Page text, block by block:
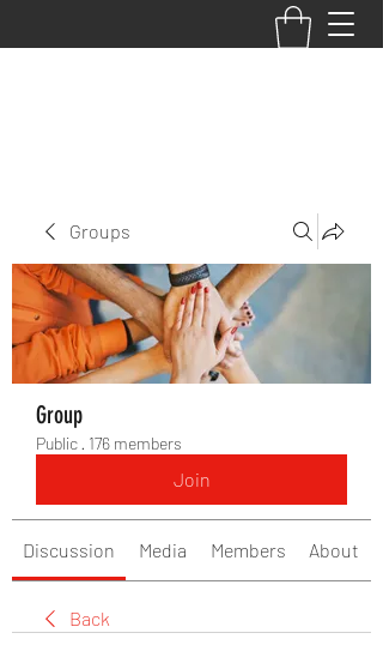
Groups
Group
Public · 176 members
Join
Discussion Media Members About
Back